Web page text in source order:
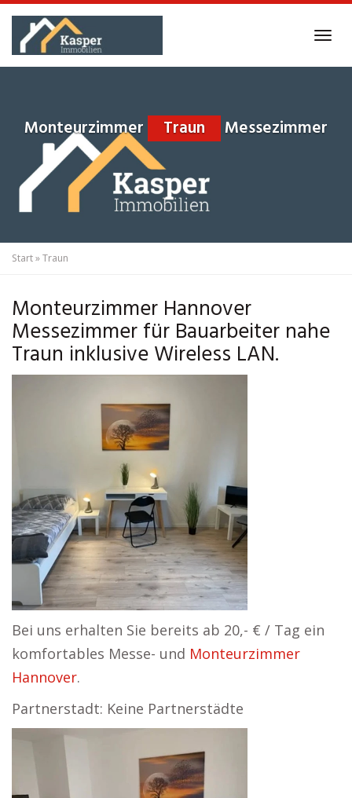
Skip
main
Monteurzimmer Traun Messezimmer
Start»Traun
Monteurzimmer Hannover
Messezimmer für Bauarbeiter nahe
Traun inklusive Wireless LAN.
Bei uns erhalten Sie bereits ab 20,- € / Tag ein
komfortables Messe- und Monteurzimmer
Hannover.
Partnerstadt: Keine Partnerstädte